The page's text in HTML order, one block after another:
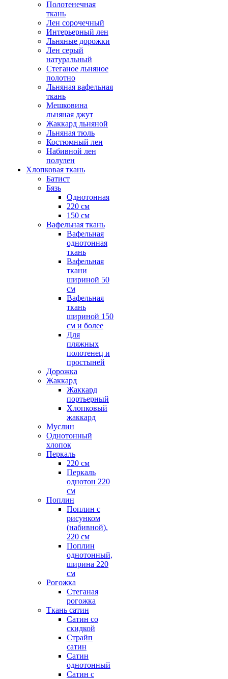
Полотенечная
ткань
Лен сорочечный
Интерьерный лен
Льняные дорожки
Лен серый
натуральный
Стеганое льняное
полотно
Льняная вафельная
ткань
Мешковина
льняная джут
Жаккард льняной
Льняная тюль
Костюмный лен
Набивной лен
полулен
Хлопковая ткань
Батист
Бязь
Однотонная
220 см
150 см
Вафельная ткань
Вафельная
однотонная
ткань
Вафельная
ткани
шириной 50
см
Вафельная
ткань
шириной 150
см и более
Для
пляжных
полотенец и
простыней
Дорожка
Жаккард
Жаккард
портьерный
Хлопковый
жаккард
Муслин
Однотонный
хлопок
Перкаль
220 см
Перкаль
однотон 220
см
Поплин
Поплин с
рисунком
(набивной),
220 см
Поплин
однотонный,
ширина 220
см
Рогожка
Стеганая
рогожка
Ткань сатин
Сатин со
скидкой
Страйп
сатин
Сатин
однотонный
Сатин с